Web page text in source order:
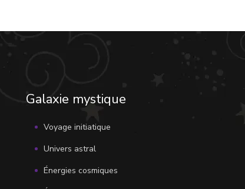
Galaxie mystique
Voyage initiatique
Univers astral
Énergies cosmiques